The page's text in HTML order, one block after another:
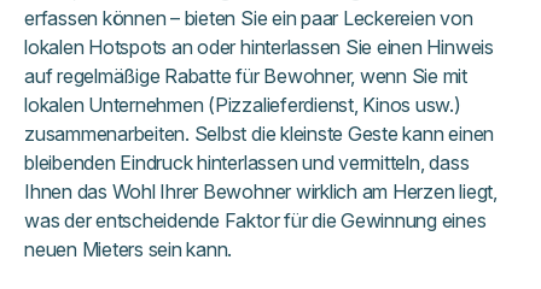
erfassen können – bieten Sie ein paar Leckereien von
lokalen Hotspots an oder hinterlassen Sie einen Hinweis
auf regelmäßige Rabatte für Bewohner, wenn Sie mit
lokalen Unternehmen (Pizzalieferdienst, Kinos usw.)
zusammenarbeiten. Selbst die kleinste Geste kann einen
bleibenden Eindruck hinterlassen und vermitteln, dass
Ihnen das Wohl Ihrer Bewohner wirklich am Herzen liegt,
was der entscheidende Faktor für die Gewinnung eines
neuen Mieters sein kann.